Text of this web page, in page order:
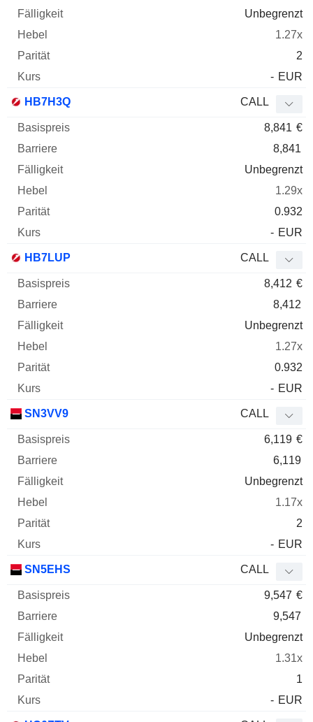
Unbegrenzt
1.27x
2
- EUR
HB7H3Q CALL
8,841 €
8,841
Unbegrenzt
1.29x
0.932
- EUR
HB7LUP CALL
8,412 €
8,412
Unbegrenzt
1.27x
0.932
- EUR
SN3VV9 CALL
6,119 €
6,119
Unbegrenzt
1.17x
2
- EUR
SN5EHS CALL
9,547 €
9,547
Unbegrenzt
1.31x
1
- EUR